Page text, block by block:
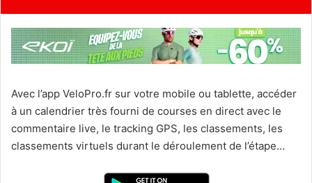
Avec l’app VeloPro.fr sur votre mobile ou tablette, accéder
à un calendrier très fourni de courses en direct avec le
commentaire live, le tracking GPS, les classements, les
classements virtuels durant le déroulement de l’étape…